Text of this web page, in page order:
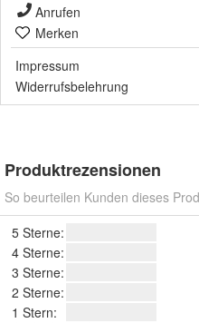
Anrufen
Merken
Impressum
Widerrufsbelehrung
Produktrezensionen
So beurteilen Kunden dieses
5 Sterne:
4 Sterne:
3 Sterne:
2 Sterne:
1 Stern: